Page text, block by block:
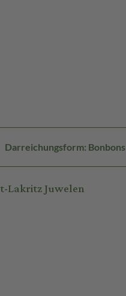
Darreichungsform: Bonbons
Lakritz Juwelen